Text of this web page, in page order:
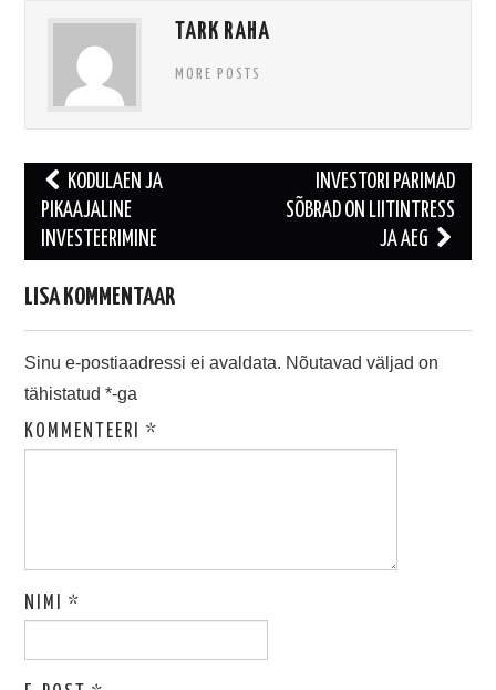
TARK RAHA
MORE POSTS
Post
navigation
KODULAEN JA
PIKAAJALINE
INVESTEERIMINE
INVESTORI PARIMAD
SÕBRAD ON LIITINTRESS
JA AEG
LISA KOMMENTAAR
Sinu e-postiaadressi ei avaldata. Nõutavad väljad on
tähistatud*-ga
KOMMENTEERI*
NIMI*